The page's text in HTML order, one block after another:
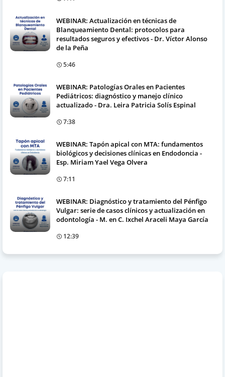
WEBINAR: Actualización en técnicas de
Blanqueamiento Dental: protocolos para
resultados seguros y efectivos - Dr. Víctor Alonso
de la Peña
5:46
WEBINAR: Patologías Orales en Pacientes
Pediátricos: diagnóstico y manejo clínico
actualizado - Dra. Leira Patricia Solís Espinal
7:38
WEBINAR: Tapón apical con MTA: fundamentos
biológicos y decisiones clínicas en Endodoncia -
Esp. Miriam Yael Vega Olvera
7:11
WEBINAR: Diagnóstico y tratamiento del Pénfigo
Vulgar: serie de casos clínicos y actualización en
odontología - M. en C. Ixchel Araceli Maya García
12:39